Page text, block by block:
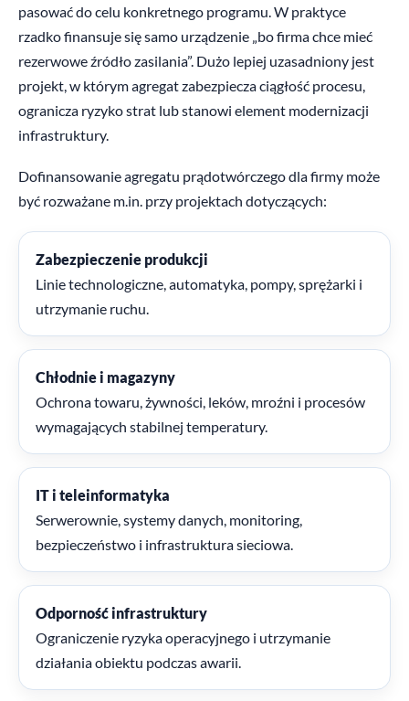
pasować do celu konkretnego programu. W praktyce
rzadko finansuje się samo urządzenie „bo firma chce mieć
rezerwowe źródło zasilania”. Dużo lepiej uzasadniony jest
projekt, w którym agregat zabezpiecza ciągłość procesu,
ogranicza ryzyko strat lub stanowi element modernizacji
infrastruktury.
Dofinansowanie agregatu prądotwórczego dla firmy może
być rozważane m.in. przy projektach dotyczących:
Zabezpieczenie produkcji
Linie technologiczne, automatyka, pompy, sprężarki i
utrzymanie ruchu.
Chłodnie i magazyny
Ochrona towaru, żywności, leków, mroźni i procesów
wymagających stabilnej temperatury.
IT i teleinformatyka
Serwerownie, systemy danych, monitoring,
bezpieczeństwo i infrastruktura sieciowa.
Odporność infrastruktury
Ograniczenie ryzyka operacyjnego i utrzymanie
działania obiektu podczas awarii.